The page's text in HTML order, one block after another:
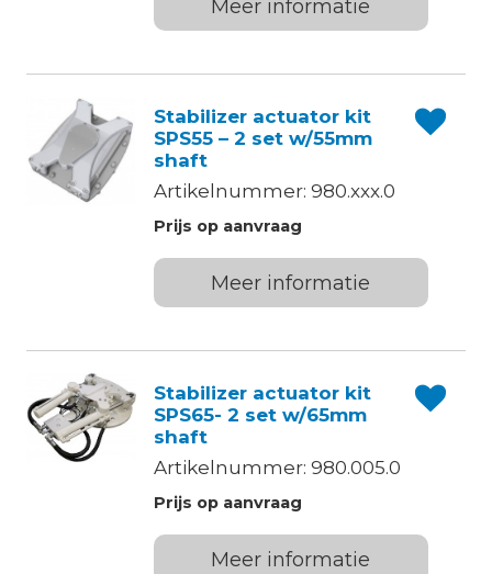
Meer informatie
Stabilizer actuator kit
SPS55 – 2 set w/55mm
shaft
Artikelnummer: 980.xxx.0
Prijs op aanvraag
Meer informatie
Stabilizer actuator kit
SPS65- 2 set w/65mm
shaft
Artikelnummer: 980.005.0
Prijs op aanvraag
Meer informatie